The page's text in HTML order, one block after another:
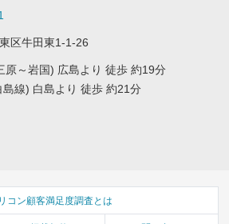
区牛田東1-1-26
原～岩国) 広島より 徒歩 約19分
島線) 白島より 徒歩 約21分
コン顧客満足度調査とは